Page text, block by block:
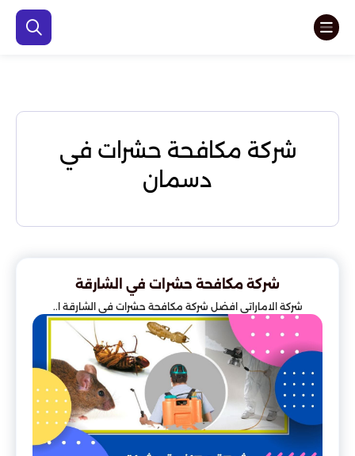
شركة مكافحة حشرات في
دسمان
شركة مكافحة حشرات في الشارقة
شركة الاماراتي افضل شركة مكافحة حشرات في الشارقة ا..